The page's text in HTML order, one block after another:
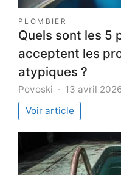
PLOMBIER
Quels sont les 5
acceptent les
atypiques ?
Povoski 13 avril
Voir article